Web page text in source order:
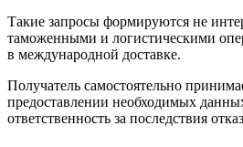
Такие запросы формируются не
таможенными и логистическими
в международной доставке.
Получатель самостоятельно
предоставлении необходимых
ответственность за последствия